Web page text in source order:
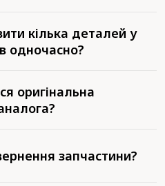
кілька деталей у
одночасно?
оригінальна
запчастини?